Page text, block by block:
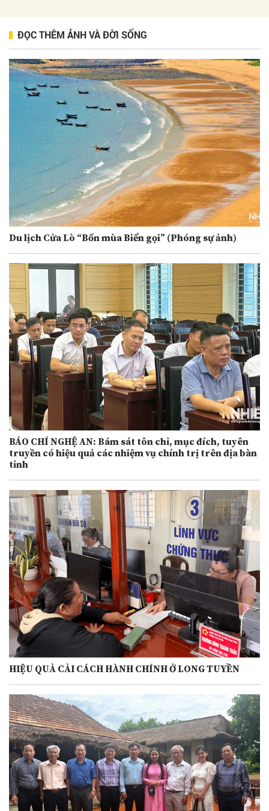
ĐỌC THÊM ẢNH VÀ ĐỜI SỐNG
Du lịch Cửa Lò “Bốn mùa Biển gọi” (Phóng sự ảnh)
BÁO CHÍ NGHỆ AN: Bám sát tôn chỉ, mục đích, tuyên
truyền có hiệu quả các nhiệm vụ chính trị trên địa bàn
tỉnh
HIỆU QUẢ CẢI CÁCH HÀNH CHÍNH Ở LONG TUYỀN